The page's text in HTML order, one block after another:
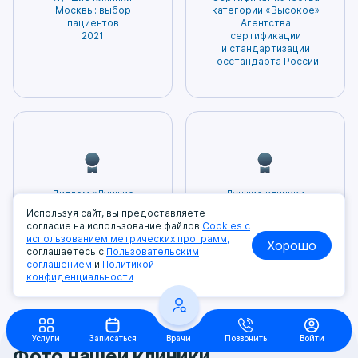
лечения. Нам доверяют нам самое ценное –
здоровье. Мы гордимся тем, что заслужили
доверие и признание наших пациентов!
вероятность возникновения побочных
эффектов. Благодаря этому пациенты могут
быть уверены в том, что получаемое
лечение будет наиболее безопасным и
Москвы: выбор
пациентов
2021
категории «Высокое»
Агентства
сертификации
и стандартизации
Госстандарта России
Диплом «Лучшие
в Москве»,
присужденный
Московским фондом
защиты прав
потребителей
Лучшие клиники
пациентов 2023
Услуги Записаться Врачи Позвонить Войти
Используя сайт, вы предоставляете
согласие на использование файлов Cookies с
использованием метрических программ,
соглашаетесь с Пользовательским
соглашением и Политикой
конфиденциальности
Хорошо